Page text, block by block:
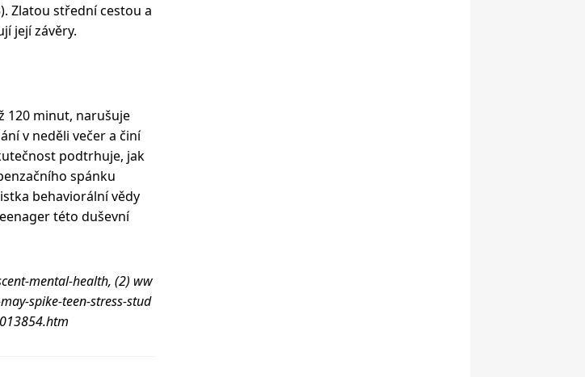
Zlatou střední cestou a
její závěry.
120 minut, narušuje
v neděli večer a činí
podtrhuje, jak
spánku
behaviorální vědy
této duševní
mental-health, (2) ww
spike-teen-stress-stud